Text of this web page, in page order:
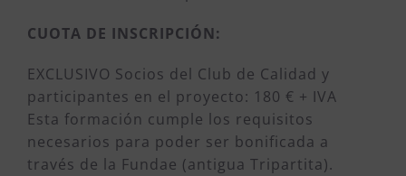
CUOTA DE INSCRIPCIÓN:
EXCLUSIVO Socios del Club de Calidad y
participantes en el proyecto: 180 € + IVA
Esta formación cumple los requisitos
necesarios para poder ser bonificada a
través de la Fundae (antigua Tripartita).